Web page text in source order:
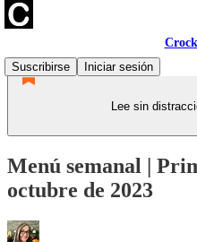
Suscribirse
Iniciar sesión
Lee sin
Menú semanal |
octubre de 2023